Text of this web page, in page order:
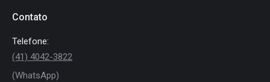
Contato
Telefone:
(41) 4042-3822
(WhatsApp)